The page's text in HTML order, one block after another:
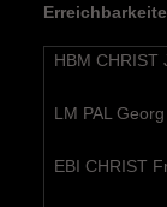
HBM CHRIST
LM PAL Georg
EBI CHRIST